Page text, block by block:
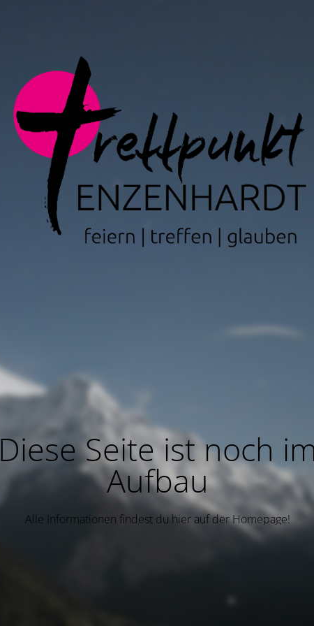
Diese Seite ist noch
Aufbau
Alle Informationen findest du hier auf der Homepage!